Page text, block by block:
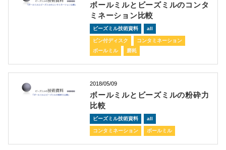
ボールミルとビーズミルのコンタ
ミネーション比較
ビーズミル技術資料 all
ピン付ディスク
コンタミネーション
ボールミル
磨耗
2018/05/09
ボールミルとビーズミルの粉砕力
比較
ビーズミル技術資料 all
コンタミネーション ボールミル